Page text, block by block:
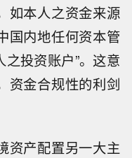
如本人之资金来源
国内地任何资本管
投资账户”。这意
资金合规性的利剑
资产配置另一大主